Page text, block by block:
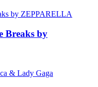
Breaks by